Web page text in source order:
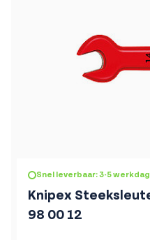
Snel leverbaar: 3-5
Knipex
98 00 12